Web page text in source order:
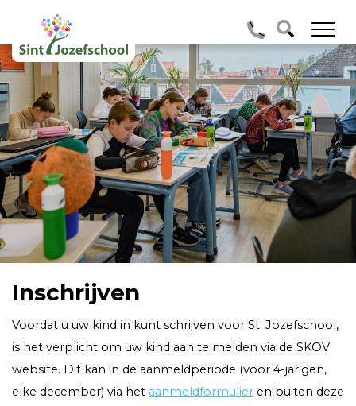
Inschrijven
Voordat u uw kind in kunt schrijven voor St. Jozefschool,
is het verplicht om uw kind aan te melden via de SKOV
website. Dit kan in de aanmeldperiode (voor 4-jarigen,
elke december) via het aanmeldformulier en buiten deze